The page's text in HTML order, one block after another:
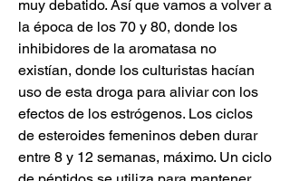
muy debatido. Así que vamos a volver a
la época de los 70 y 80, donde los
inhibidores de la aromatasa no
existían, donde los culturistas hacían
uso de esta droga para aliviar con los
efectos de los estrógenos. Los ciclos
de esteroides femeninos deben durar
entre 8 y 12 semanas, máximo. Un ciclo